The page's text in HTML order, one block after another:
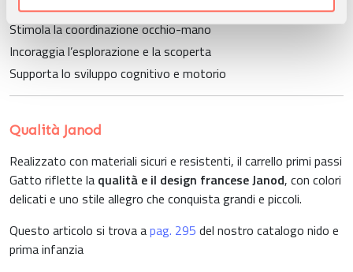
nostri partner che si occupano di analisi dei dati web,
pubblicità e social media, i quali potrebbero combinarle
con altre informazioni che ha fornito loro o che hanno
Favorisce l’autonomia e la fiducia in sé
Stimola la coordinazione occhio-mano
Incoraggia l’esplorazione e la scoperta
Supporta lo sviluppo cognitivo e motorio
Qualità Janod
Realizzato con materiali sicuri e resistenti, il carrello primi passi
Gatto riflette la qualità e il design francese Janod, con colori
delicati e uno stile allegro che conquista grandi e piccoli.
Questo articolo si trova apag. 295 del nostro catalogo nido e
prima infanzia